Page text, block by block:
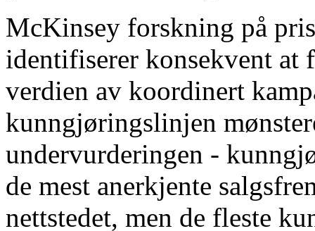
McKinsey forskning på
identifiserer konsekvent at
verdien av koordinert
kunngjøringslinjen
undervurderingen -
de mest anerkjente
nettstedet, men de fleste